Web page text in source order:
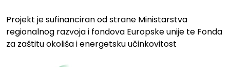
Projekt je sufinanciran od strane Ministarstva
regionalnog razvoja i fondova Europske unije te Fonda
za zaštitu okoliša i energetsku učinkovitost